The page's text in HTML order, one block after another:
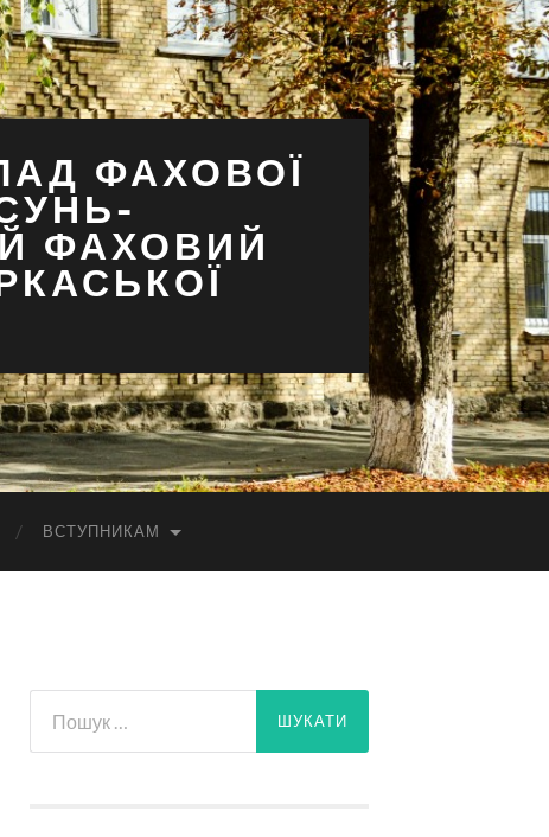
ФАХОВОЇ
ФАХОВИЙ
ВСТУПНИКАМ